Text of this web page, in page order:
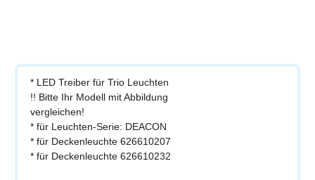
* LED Treiber für Trio Leuchten
!! Bitte Ihr Modell mit Abbildung
vergleichen!
* für Leuchten-Serie: DEACON
* für Deckenleuchte 626610207
* für Deckenleuchte 626610232